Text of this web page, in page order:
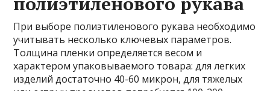
При выборе полиэтиленового рукава необходимо
учитывать несколько ключевых параметров.
Толщина пленки определяется весом и
характером упаковываемого товара: для легких
изделий достаточно 40-60 микрон, для тяжелых